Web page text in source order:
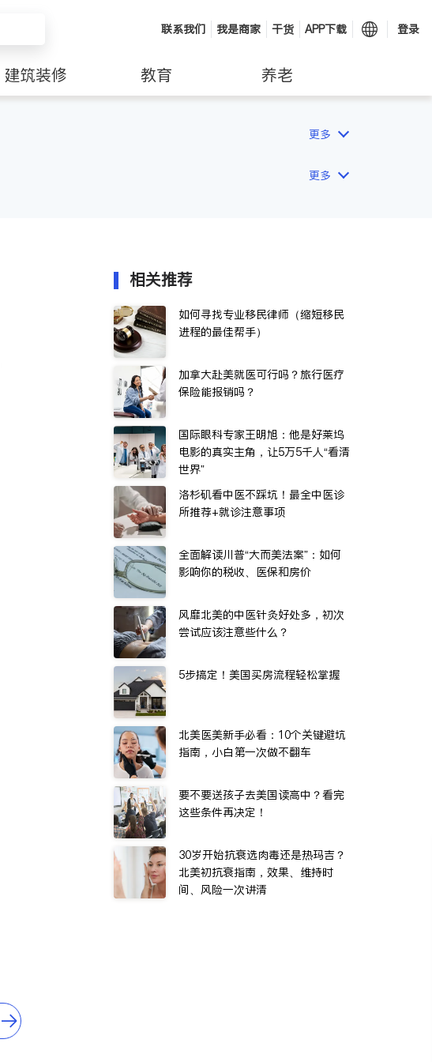
联系我们 我是商家 干货 APP下载 登录
建筑装修 教育 养老
更多
更多
相关推荐
如何寻找专业移民律师（缩短移民
进程的最佳帮手）
加拿大赴美就医可行吗？旅行医疗
保险能报销吗？
国际眼科专家王明旭：他是好莱坞
电影的真实主角，让5万5千人“看清
世界”
洛杉矶看中医不踩坑！最全中医诊
所推荐+就诊注意事项
全面解读川普“大而美法案”：如何
影响你的税收、医保和房价
风靡北美的中医针灸好处多，初次
尝试应该注意些什么？
5步搞定！美国买房流程轻松掌握
北美医美新手必看：10个关键避坑
指南，小白第一次做不翻车
要不要送孩子去美国读高中？看完
这些条件再决定！
30岁开始抗衰选肉毒还是热玛吉？
北美初抗衰指南，效果、维持时
间、风险一次讲清